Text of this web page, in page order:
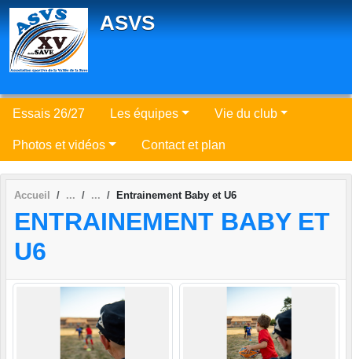
ASVS
Essais 26/27 Les équipes Vie du club
Photos et vidéos Contact et plan
Accueil Entrainement Baby et U6
ENTRAINEMENT BABY ET
U6
Panneau de gestion des cookies